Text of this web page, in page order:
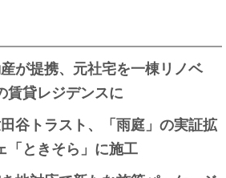
が提携、元社宅を一棟リノベ
賃貸レジデンスに
谷トラスト、「雨庭」の実証拡
「ときそら」に施工